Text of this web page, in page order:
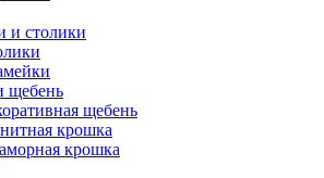
и столики
щебень
щебень
крошка
крошка